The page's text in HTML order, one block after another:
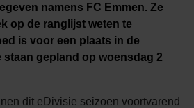
namens FC Emmen. Ze
op de ranglijst weten te
is voor een plaats in de
staan gepland op woensdag 2
dit eDivisie seizoen voortvarend